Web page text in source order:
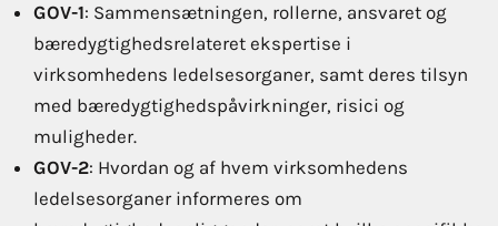
GOV-1: Sammensætningen, rollerne, ansvaret og
bæredygtighedsrelateret ekspertise i
virksomhedens ledelsesorganer, samt deres tilsyn
med bæredygtighedspåvirkninger, risici og
muligheder.
GOV-2: Hvordan og af hvem virksomhedens
ledelsesorganer informeres om